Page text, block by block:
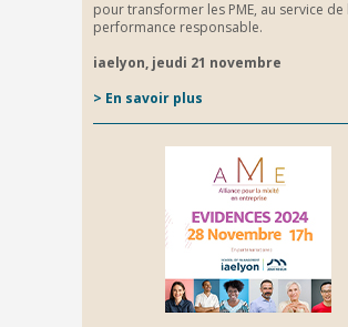
pour transformer les PME, au service de
performance responsable.
iaelyon, jeudi 21 novembre
> En savoir plus